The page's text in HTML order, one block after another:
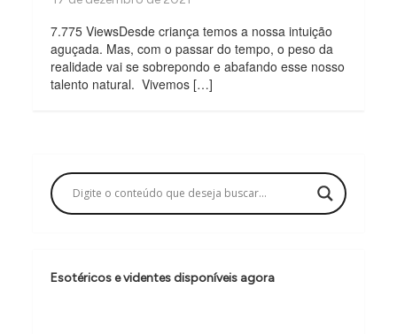
7.775 ViewsDesde criança temos a nossa intuição
aguçada. Mas, com o passar do tempo, o peso da
realidade vai se sobrepondo e abafando esse nosso
talento natural. Vivemos […]
Esotéricos e videntes disponíveis agora